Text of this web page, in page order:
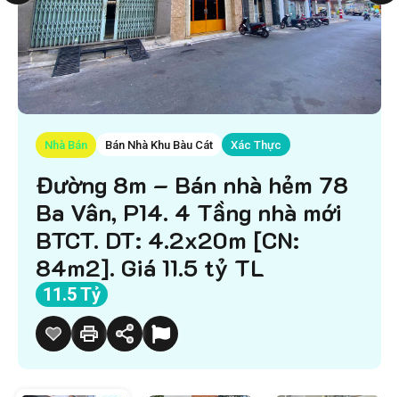
Nhà Bán Bán Nhà Khu Bàu Cát Xác Thực
Đường 8m – Bán nhà hẻm 78
Ba Vân, P14. 4 Tầng nhà mới
BTCT. DT: 4.2x20m [CN:
84m2]. Giá 11.5 tỷ TL
11.5 Tỷ